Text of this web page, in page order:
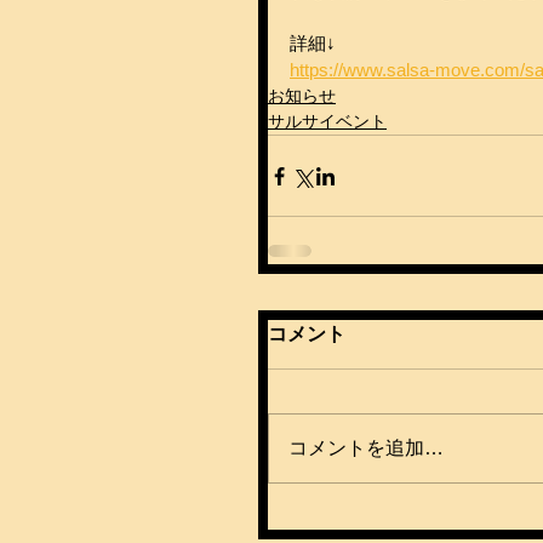
詳細↓
https://www.salsa-move.com/
お知らせ
サルサイベント
コメント
コメントを追加…